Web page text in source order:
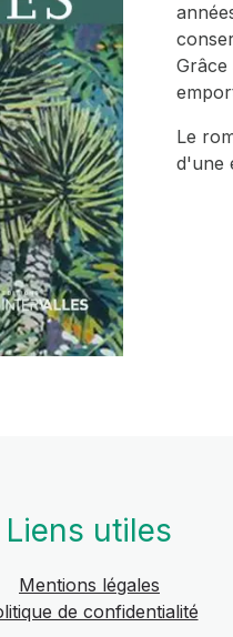
Le
d'une
Liens utiles
Mentions légales
de confidentialité